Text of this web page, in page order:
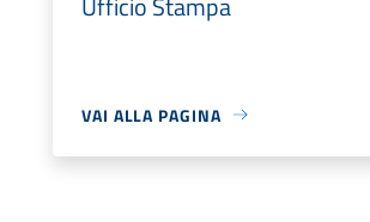
VAI ALLA PAGINA